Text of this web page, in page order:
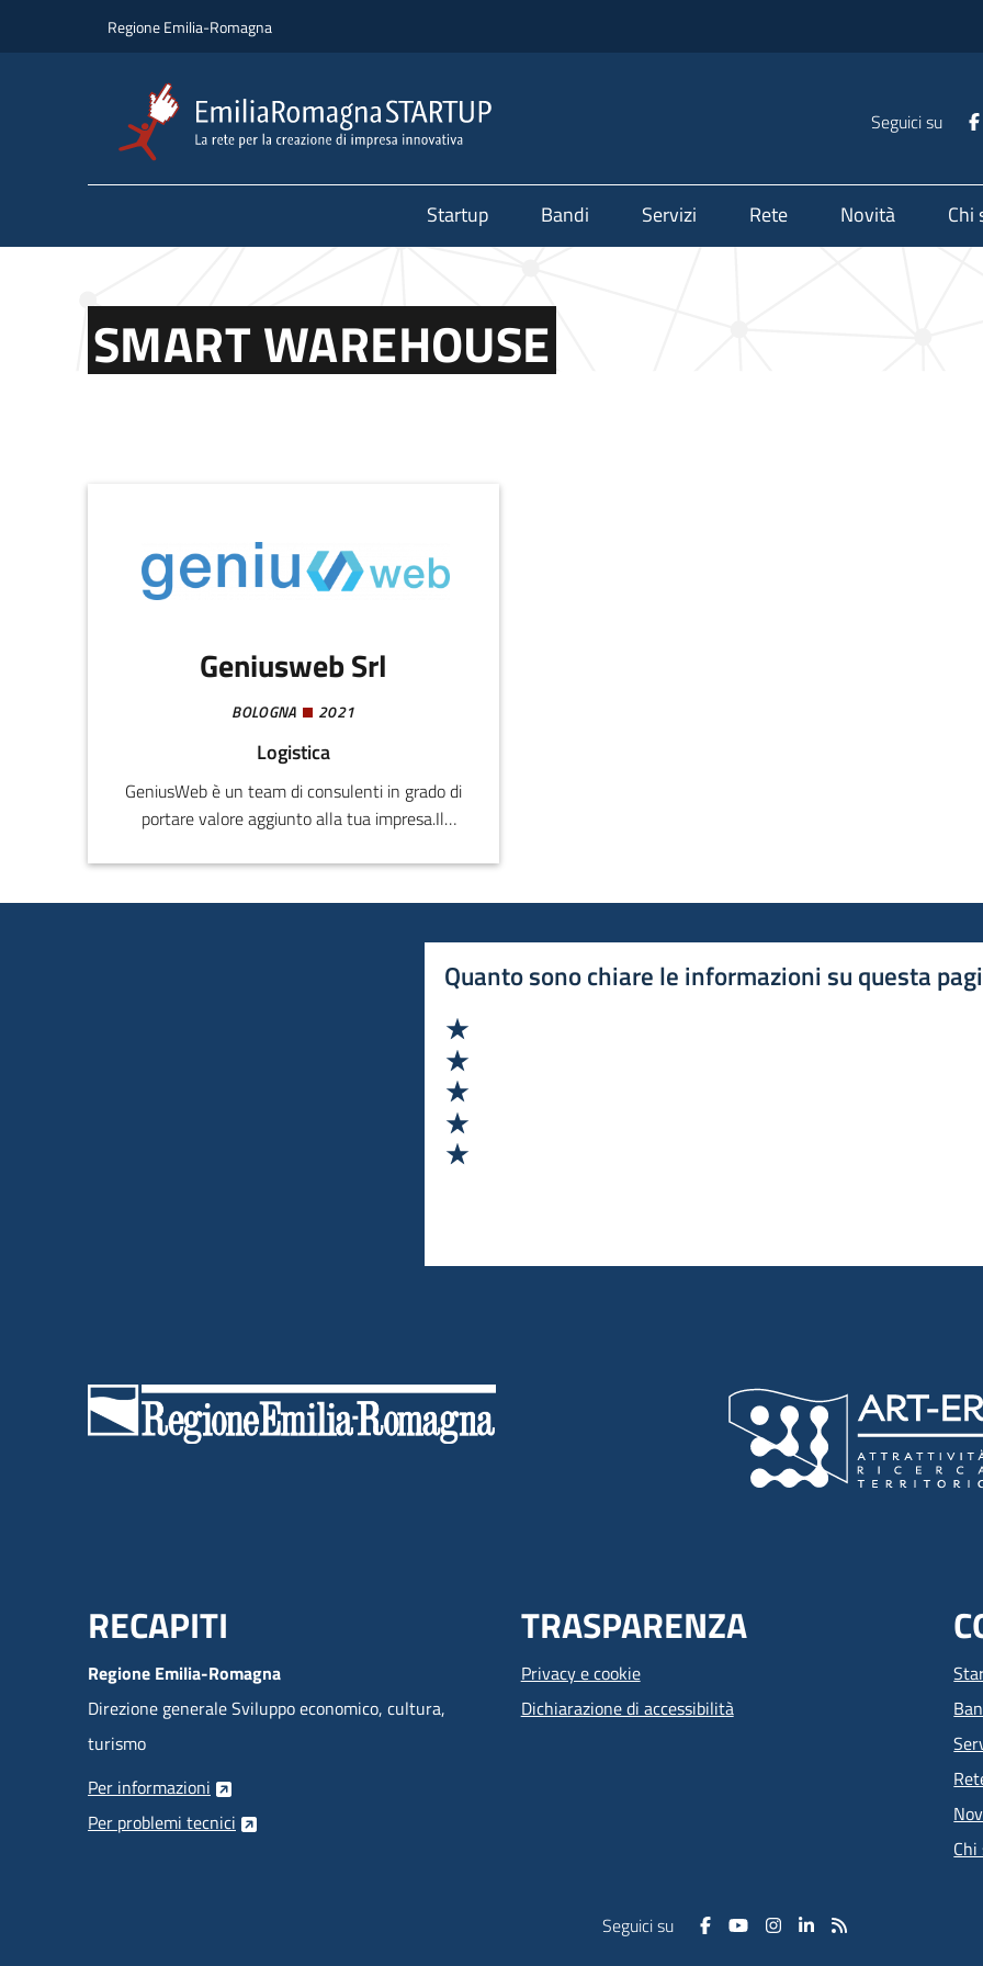
Regione Emilia-Romagna
Seguici su
Startup Bandi Servizi Rete Novità Chi
SMART WAREHOUSE
Geniusweb Srl
BOLOGNA 2021
Logistica
GeniusWeb è un team di consulenti in grado di
portare valore aggiunto alla tua impresa.Il
impegnate del Settore della Logistica nella
gestione del proprio business sia dal punto di
ambientale in scenari a complessità variabile.
Quanto sono chiare le informazioni su questa
Menu Footer
RECAPITI
Regione Emilia-Romagna
Direzione generale Sviluppo economico, cultura,
turismo
Per informazioni
Per problemi tecnici
TRASPARENZA
Privacy e cookie
Dichiarazione di accessibilità
Seguici su